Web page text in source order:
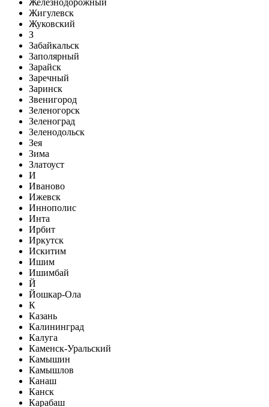
Жигулевск
Жуковский
З
Забайкальск
Заполярный
Зарайск
Заречный
Заринск
Звенигород
Зеленогорск
Зеленоград
Зеленодольск
Зея
Зима
Златоуст
И
Иваново
Ижевск
Иннополис
Инта
Ирбит
Иркутск
Искитим
Ишим
Ишимбай
Й
Йошкар-Ола
К
Казань
Калининград
Калуга
Каменск-Уральский
Камышин
Камышлов
Канаш
Канск
Карабаш